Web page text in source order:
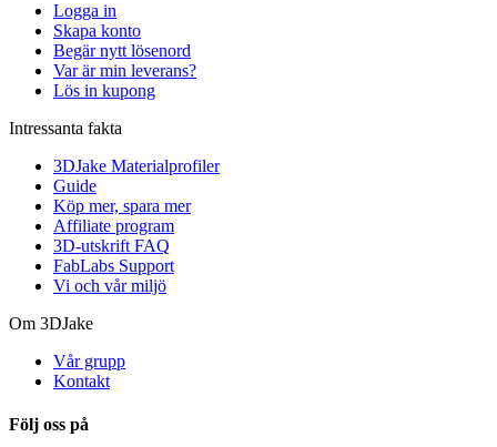
Logga in
Skapa konto
Begär nytt lösenord
Var är min leverans?
Lös in kupong
Intressanta fakta
3DJake Materialprofiler
Guide
Köp mer, spara mer
Affiliate program
3D-utskrift FAQ
FabLabs Support
Vi och vår miljö
Om 3DJake
Vår grupp
Kontakt
Följ oss på